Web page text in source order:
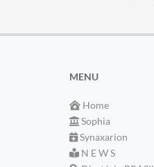
MENU
Home
Sophia
Synaxarion
N E W S